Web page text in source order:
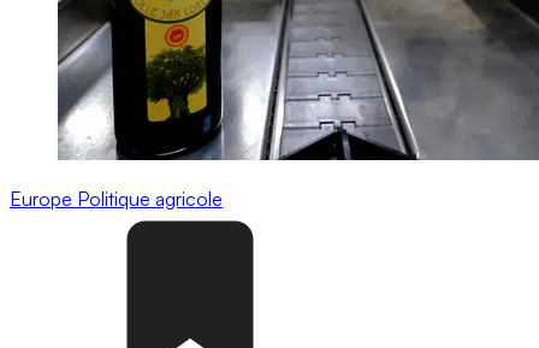
Europe Politique agricole